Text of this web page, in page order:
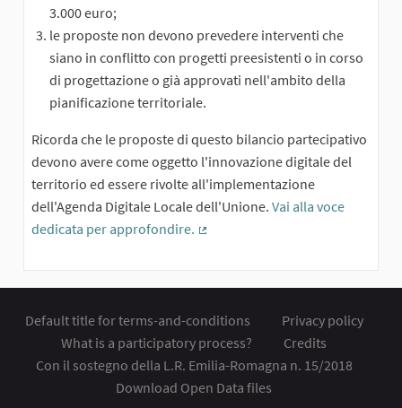
3.000 euro;
le proposte non devono prevedere interventi che
siano in conflitto con progetti preesistenti o in corso
di progettazione o già approvati nell'ambito della
pianificazione territoriale.
Ricorda che le proposte di questo bilancio partecipativo
devono avere come oggetto l'innovazione digitale del
territorio ed essere rivolte all'implementazione
dell'Agenda Digitale Locale dell'Unione. Vai alla voce
dedicata per approfondire.
Default title for terms-and-conditions
Privacy policy
What is a participatory process?
Credits
Con il sostegno della L.R. Emilia-Romagna n. 15/2018
Download Open Data files